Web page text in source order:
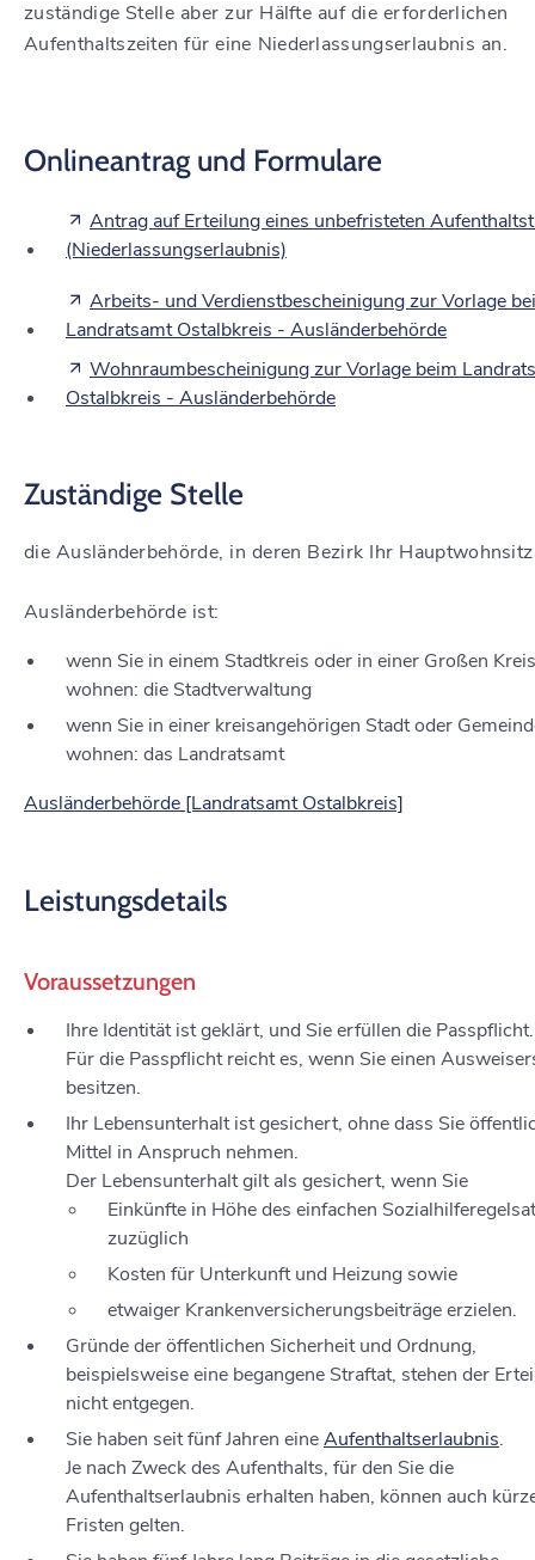
zuständige Stelle aber zur Hälfte auf die erforderlichen
Aufenthaltszeiten für eine Niederlassungserlaubnis an.
Onlineantrag und Formulare
Antrag auf Erteilung eines unbefristeten
(Niederlassungserlaubnis)
Arbeits- und Verdienstbescheinigung zur Vorlage
Landratsamt Ostalbkreis - Ausländerbehörde
Wohnraumbescheinigung zur Vorlage beim
Ostalbkreis - Ausländerbehörde
Zuständige Stelle
die Ausländerbehörde, in deren Bezirk Ihr
Ausländerbehörde ist:
wenn Sie in einem Stadtkreis oder in einer Großen
wohnen: die Stadtverwaltung
wenn Sie in einer kreisangehörigen Stadt oder
wohnen: das Landratsamt
Ausländerbehörde [Landratsamt Ostalbkreis]
Leistungsdetails
Voraussetzungen
Ihre Identität ist geklärt, und Sie erfüllen die Passpflicht.
Für die Passpflicht reicht es, wenn Sie einen
besitzen.
Ihr Lebensunterhalt ist gesichert, ohne dass Sie
Mittel in Anspruch nehmen.
Der Lebensunterhalt gilt als gesichert, wenn Sie
Einkünfte in Höhe des einfachen Sozialhilferegelsa
zuzüglich
Kosten für Unterkunft und Heizung sowie
etwaiger Krankenversicherungsbeiträge erzielen.
Gründe der öffentlichen Sicherheit und Ordnung,
beispielsweise eine begangene Straftat, stehen der
nicht entgegen.
Sie haben seit fünf Jahren eineAufenthaltserlaubnis.
Je nach Zweck des Aufenthalts, für den Sie die
Aufenthaltserlaubnis erhalten haben, können auch
Fristen gelten.